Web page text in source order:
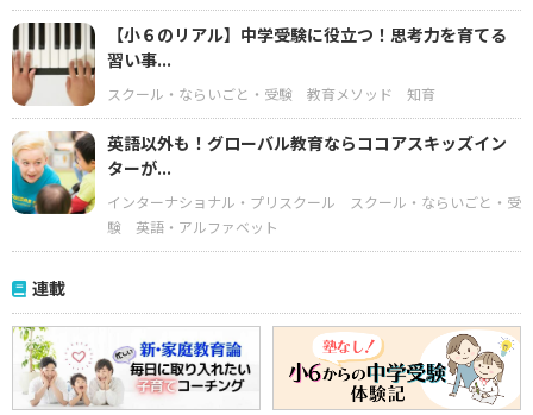
【小６のリアル】中学受験に役立つ！思考力を育てる
習い事...
スクール・ならいごと・受験 教育メソッド 知育
英語以外も！グローバル教育ならココアスキッズイン
ターが...
インターナショナル・プリスクール
スクール・ならいごと・受
験
英語・アルファベット
連載